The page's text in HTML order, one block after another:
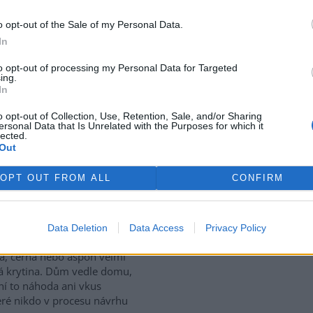
opt-out of the Sale of my Personal Data.
opt-out of processing my Personal Data for Targeted
opt-out of Collection, Use, Retention, Sale, and/or Sharing
Data that Is Unrelated with the Purposes for which it
OPT OUT FROM ALL CONFIRM
Data Deletion Data Access Privacy Policy
na klimatickou změnu se
jen v parlamentu nebo
rozhodují také tisíce
zásahů v krajině. V lesích,
obnovovat nejen
zvyšovat odolnost krajiny
každou střechu!
jakéhokoliv většího města,
černá nebo aspoň velmi
krytina. Dům vedle domu,
to náhoda ani vkus
nikdo v procesu návrhu